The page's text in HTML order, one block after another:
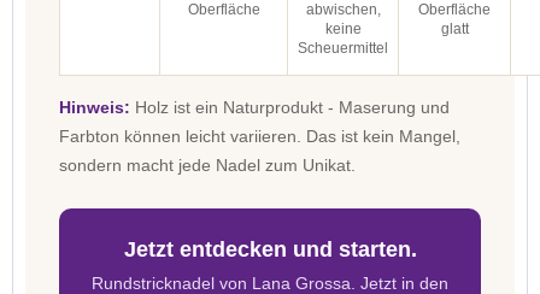
Oberfläche
abwischen,
keine
Scheuermittel
Oberfläche
glatt
Hinweis: Holz ist ein Naturprodukt - Maserung und
Farbton können leicht variieren. Das ist kein Mangel,
sondern macht jede Nadel zum Unikat.
Jetzt entdecken und starten.
Rundstricknadel von Lana Grossa. Jetzt in den